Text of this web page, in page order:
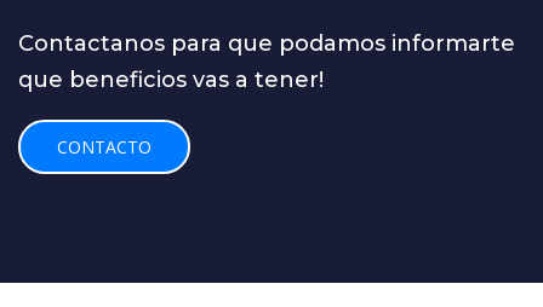
Contactanos para que podamos informarte
que beneficios vas a tener!
CONTACTO